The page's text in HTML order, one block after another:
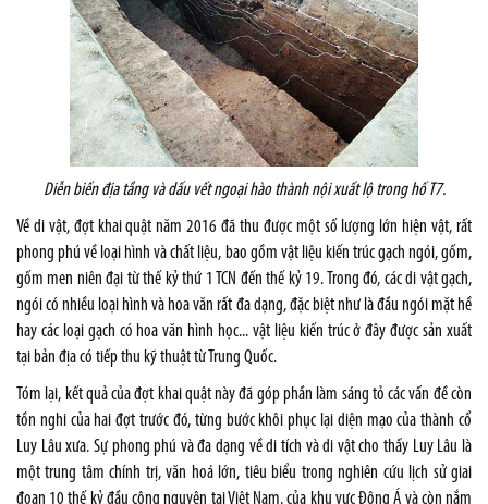
Diễn biến địa tầng và dấu vết ngoại hào thành nội xuất lộ trong hố T7.
Về di vật, đợt khai quật năm 2016 đã thu được một số lượng lớn hiện vật, rất
phong phú về loại hình và chất liệu, bao gồm vật liệu kiến trúc gạch ngói, gốm,
gốm men niên đại từ thế kỷ thứ 1 TCN đến thế kỷ 19. Trong đó, các di vật gạch,
ngói có nhiều loại hình và hoa văn rất đa dạng, đặc biệt như là đầu ngói mặt hề
hay các loại gạch có hoa văn hình học... vật liệu kiến trúc ở đây được sản xuất
tại bản địa có tiếp thu kỹ thuật từ Trung Quốc.
Tóm lại, kết quả của đợt khai quật này đã góp phần làm sáng tỏ các vấn đề còn
tồn nghi của hai đợt trước đó, từng bước khôi phục lại diện mạo của thành cổ
Luy Lâu xưa. Sự phong phú và đa dạng về di tích và di vật cho thấy Luy Lâu là
một trung tâm chính trị, văn hoá lớn, tiêu biểu trong nghiên cứu lịch sử giai
đoạn 10 thế kỷ đầu công nguyên tại Việt Nam, của khu vực Đông Á và còn nắm